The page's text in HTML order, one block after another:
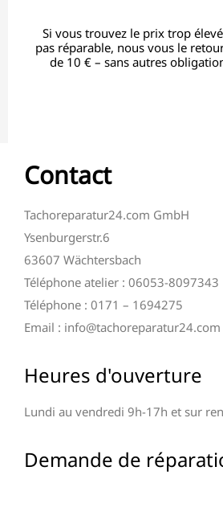
Si vous trouvez le prix trop
pas réparable, nous vous le
de 10 € – sans autres
Contact
Tachoreparatur24.com GmbH
Ysenburgerstr.6
63607 Wächtersbach
Téléphone atelier : 06053-8097343
Téléphone : 0171 – 1694275
Email : info@tachoreparatur24.com
Heures d'ouverture
Lundi au vendredi 9h-17h et sur
Demande de